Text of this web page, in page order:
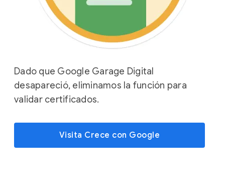
Dado que Google Garage Digital
desapareció, eliminamos la función para
validar certificados.
Visita Crece con Google